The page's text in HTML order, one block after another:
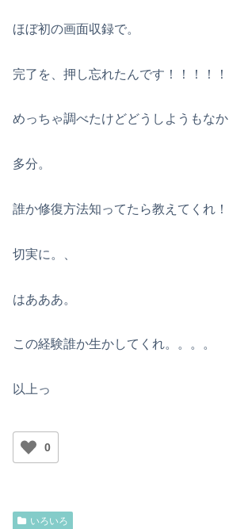
ほぼ初の画面収録で。
完了を、押し忘れたんです！！！！！
めっちゃ調べたけどどうしようもなか
多分。
誰か修復方法知ってたら教えてくれ！
切実に。、
はあああ。
この経験誰か生かしてくれ。。。。
以上っ
0
いろいろ